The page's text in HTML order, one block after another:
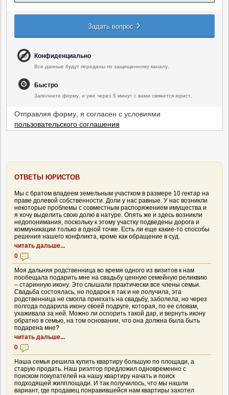
Задать вопрос
Конфиденциально
Все данные будут переданы по защищенному каналу.
Быстро
Заполните форму, и уже через 5 минут с вами свяжется юрист.
Отправляя форму, я согласен с условиями
пользовательского соглашения
ОТВЕТЫ ЮРИСТОВ
Мы с братом владеем земельным участком в размере 10 гектар на
праве долевой собственности. Доли у нас равные. У нас возникли
некоторые проблемы с совместным распоряжением имущества и
я хочу выделить свою долю в натуре. Опять же и здесь возникли
недопонимания, поскольку к этому участку подведены дорога и
коммуникации только в одной точке. Есть ли еще какие-то способы
решения нашего конфликта, кроме как обращение в суд.
читать дальше...
0
Моя дальняя родственница во время одного из визитов к нам
пообещала подарить мне на свадьбу ценную семейную реликвию
– старинную икону. Это слышали практически все члены семьи.
Свадьба состоялась, но подарок я так и не получила, эта
родственница не смогла приехать на свадьбу, заболела, но через
полгода подарила икону своей подруге, которая, по ее словам,
ухаживала за ней. Можно ли оспорить такой дар, и вернуть икону
обратно в семью, на том основании, что она должна была быть
подарена мне?
читать дальше...
0
Наша семья решила купить квартиру большую по площади, а
старую продать. Наш риэлтор предложил одновременно с
поиском покупателей на нашу квартиру начать и поиск
подходящей жилплощади. И так получилось, что мы нашли
вариант, где продавец понравившейся нам квартиры захотел